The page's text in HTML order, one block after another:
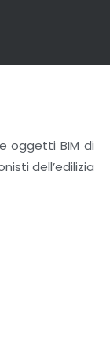
oggetti BIM di
dell’edilizia